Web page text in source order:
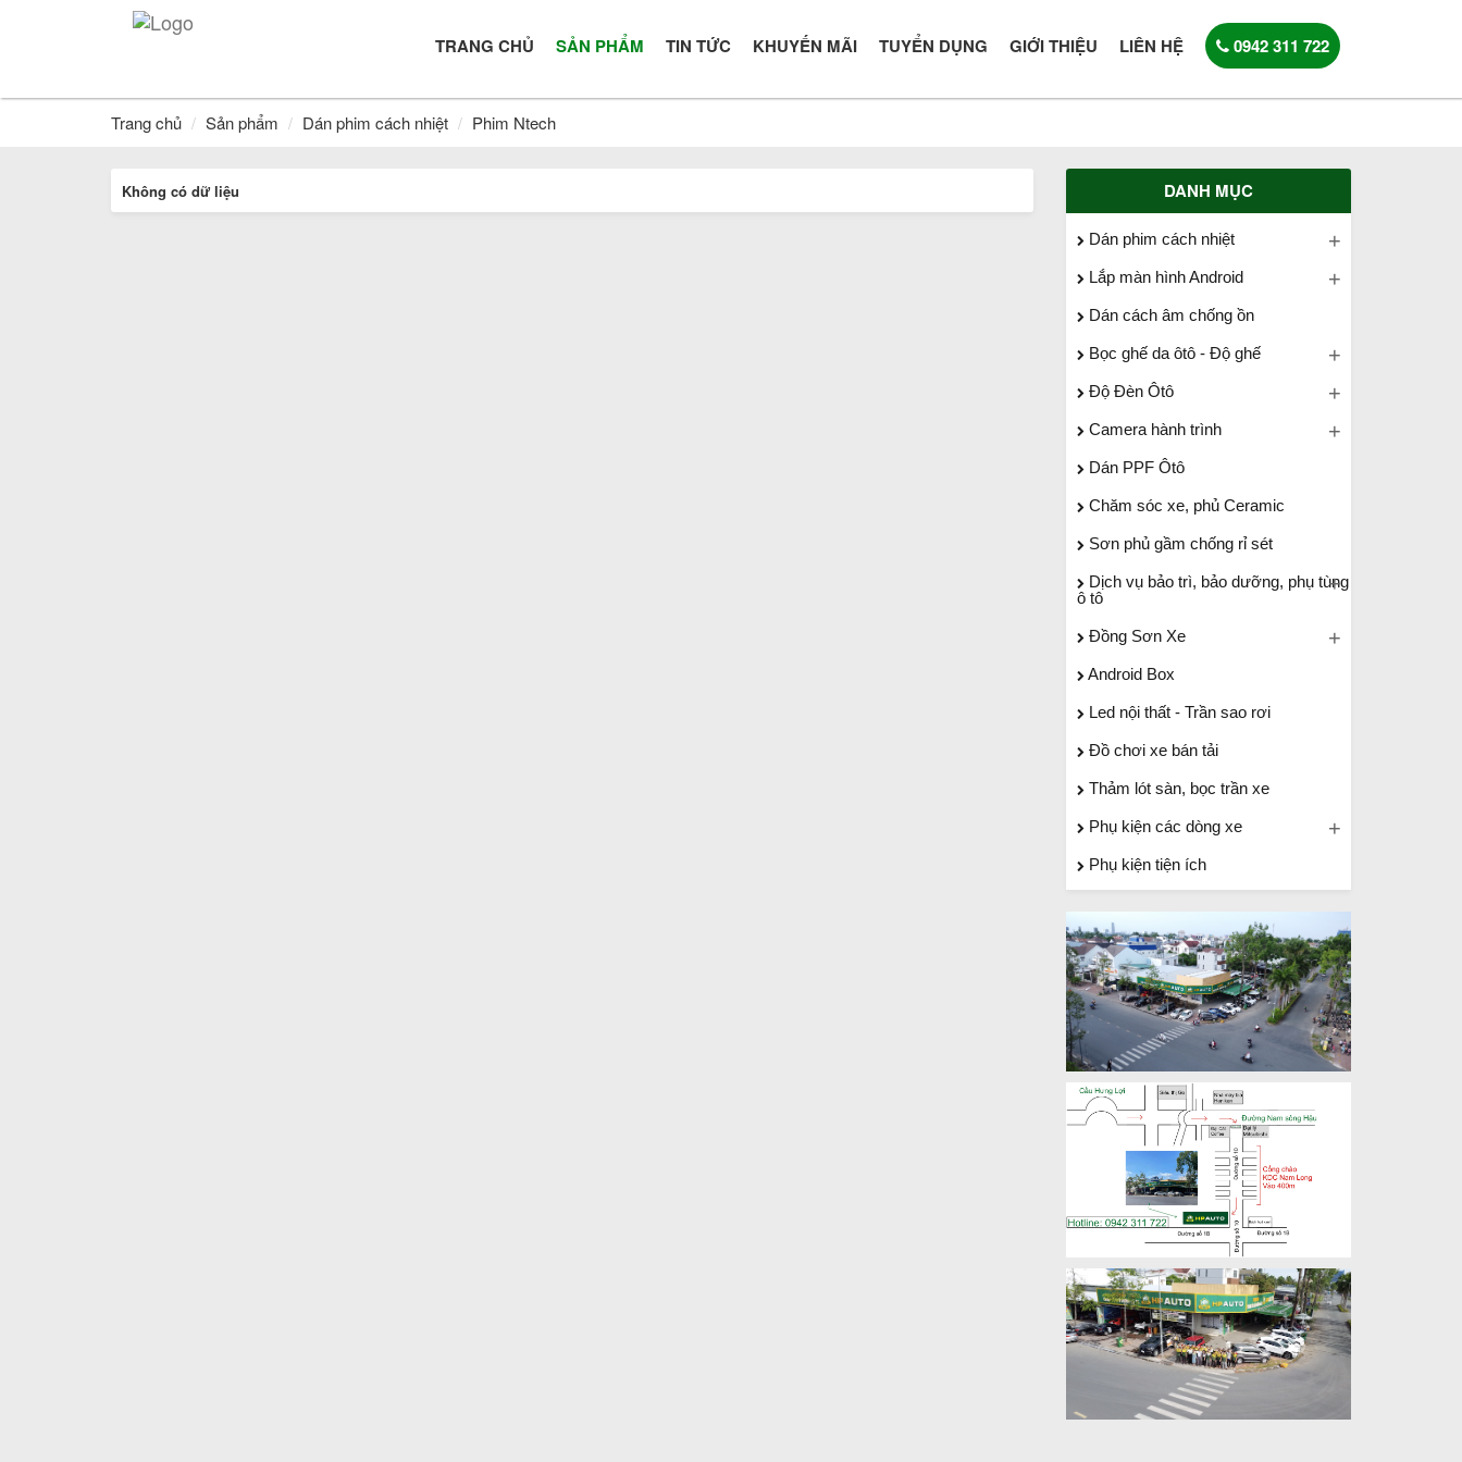
TRANG CHỦ SẢN PHẨM TIN TỨC KHUYẾN MÃI TUYỂN DỤNG GIỚI THIỆU LIÊN HỆ 0942 311 722
Trang chủ Sản phẩm Dán phim cách nhiệt Phim Ntech
Không có dữ liệu DANH MỤC
Dán phim cách nhiệt
Lắp màn hình Android
Dán cách âm chống ồn
Bọc ghế da ôtô - Độ ghế
Độ Đèn Ôtô
Camera hành trình
Dán PPF Ôtô
Chăm sóc xe, phủ Ceramic
Sơn phủ gầm chống rỉ sét
Dịch vụ bảo trì, bảo dưỡng, phụ tùng
ô tô
Đồng Sơn Xe
Android Box
Led nội thất - Trần sao rơi
Đồ chơi xe bán tải
Thảm lót sàn, bọc trần xe
Phụ kiện các dòng xe
Phụ kiện tiện ích